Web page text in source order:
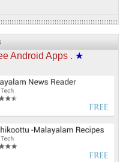
Android Apps . ★